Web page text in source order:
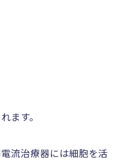
ます。
流治療器には細胞を活